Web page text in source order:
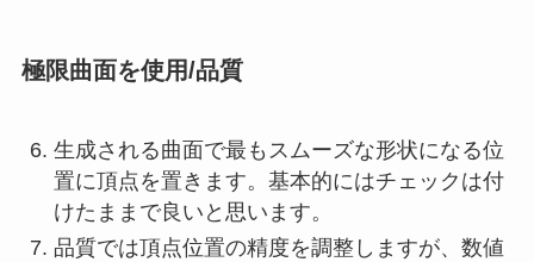
極限曲面を使用/品質
生成される曲面で最もスムーズな形状になる位
置に頂点を置きます。基本的にはチェックは付
けたままで良いと思います。
品質では頂点位置の精度を調整しますが、数値